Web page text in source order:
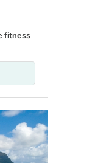
fitness